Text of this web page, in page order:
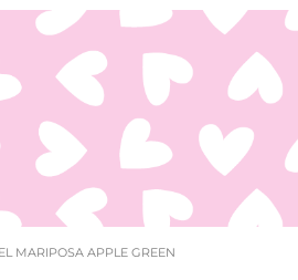
MARIPOSA APPLE GREEN